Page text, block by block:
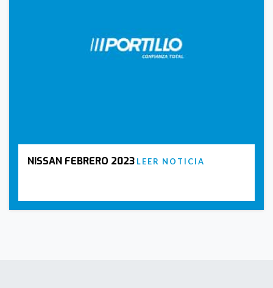
NISSAN FEBRERO 2023 LEER NOTICIA